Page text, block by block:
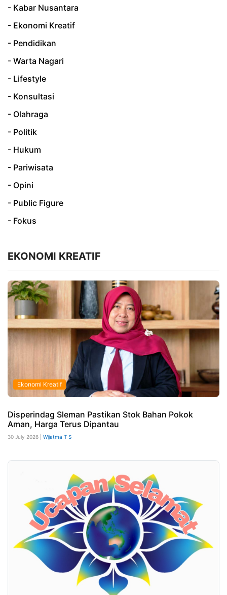
- Kabar Nusantara
- Ekonomi Kreatif
- Pendidikan
- Warta Nagari
- Lifestyle
- Konsultasi
- Olahraga
- Politik
- Hukum
- Pariwisata
- Opini
- Public Figure
- Fokus
EKONOMI KREATIF
Ekonomi Kreatif
Disperindag Sleman Pastikan Stok Bahan Pokok
Aman, Harga Terus Dipantau
30 July 2026 | Wijatma T S